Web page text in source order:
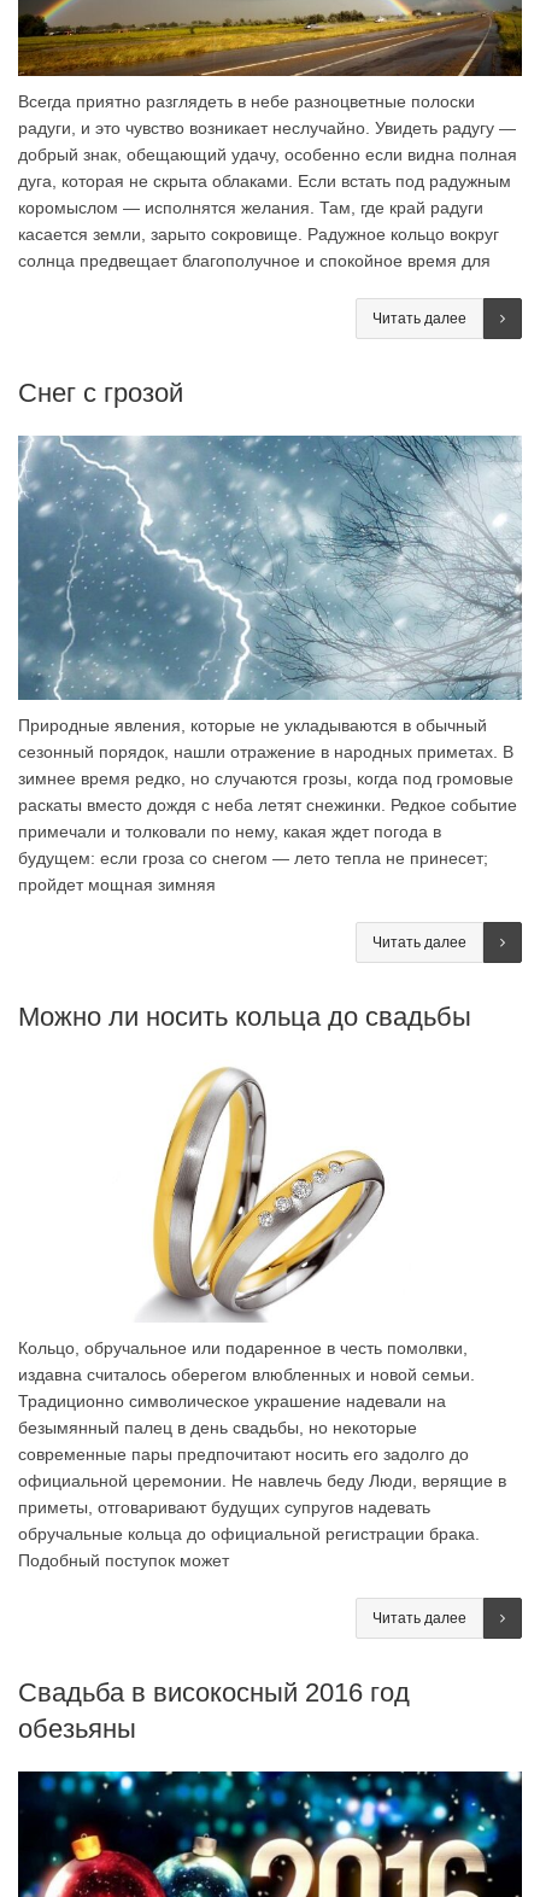
Всегда приятно разглядеть в небе разноцветные полоски
радуги, и это чувство возникает неслучайно. Увидеть радугу —
добрый знак, обещающий удачу, особенно если видна полная
дуга, которая не скрыта облаками. Если встать под радужным
коромыслом — исполнятся желания. Там, где край радуги
касается земли, зарыто сокровище. Радужное кольцо вокруг
солнца предвещает благополучное и спокойное время для
Читать далее
Снег с грозой
Природные явления, которые не укладываются в обычный
сезонный порядок, нашли отражение в народных приметах. В
зимнее время редко, но случаются грозы, когда под громовые
раскаты вместо дождя с неба летят снежинки. Редкое событие
примечали и толковали по нему, какая ждет погода в
будущем: если гроза со снегом — лето тепла не принесет;
пройдет мощная зимняя
Читать далее
Можно ли носить кольца до свадьбы
Кольцо, обручальное или подаренное в честь помолвки,
издавна считалось оберегом влюбленных и новой семьи.
Традиционно символическое украшение надевали на
безымянный палец в день свадьбы, но некоторые
современные пары предпочитают носить его задолго до
официальной церемонии. Не навлечь беду Люди, верящие в
приметы, отговаривают будущих супругов надевать
обручальные кольца до официальной регистрации брака.
Подобный поступок может
Читать далее
Свадьба в високосный 2016 год
обезьяны